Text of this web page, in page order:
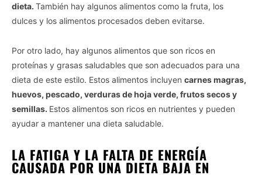
dieta. También hay algunos alimentos como la fruta, los
dulces y los alimentos procesados deben evitarse.
Por otro lado, hay algunos alimentos que son ricos en
proteínas y grasas saludables que son adecuados para una
dieta de este estilo. Estos alimentos incluyen carnes magras,
huevos, pescado, verduras de hoja verde, frutos secos y
semillas. Estos alimentos son ricos en nutrientes y pueden
ayudar a mantener una dieta saludable.
LA FATIGA Y LA FALTA DE ENERGÍA
CAUSADA POR UNA DIETA BAJA EN